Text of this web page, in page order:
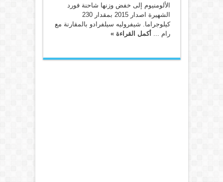
الألومنيوم إلى خفض وزنها شاحنة فورد
الشهيرة اصدار 2015 بمقدار 230
كيلوجراما. شيفروليه سيلفرادو بالمقارنة مع
رام ... أكمل القراءة »